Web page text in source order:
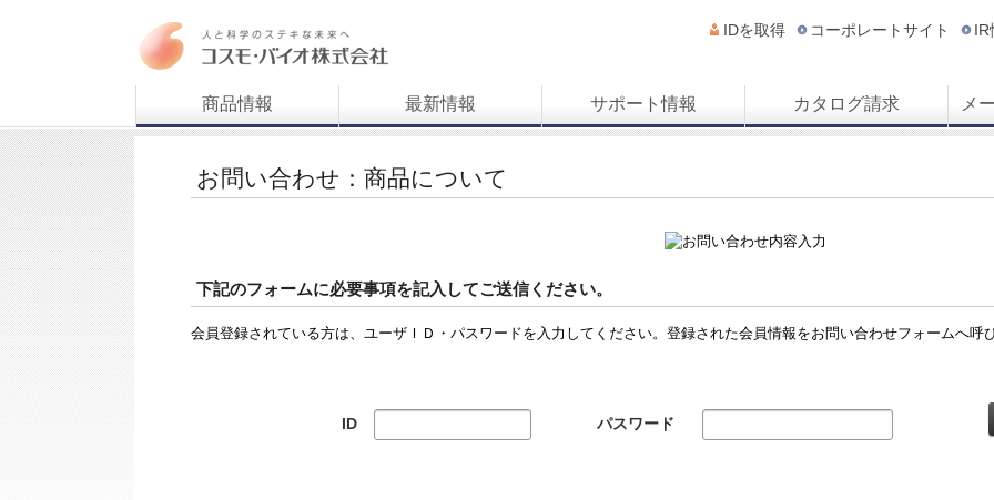
IDを取得 コーポレートサイト IR
商品情報 最新情報 サポート情報 カタログ請求 メ
お問い合わせ：商品について
下記のフォームに必要事項を記入してご送信ください。
会員登録されている方は、ユーザＩＤ・パスワードを入力してください。登録された会員情報をお問い合わせフォームへ呼
ID パスワード